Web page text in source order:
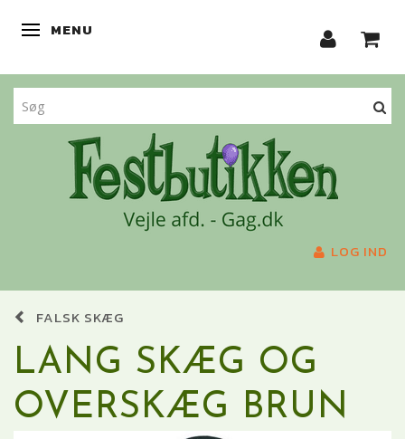
SKIFTE NAVIGATION
MENU
LOG IND
FALSK SKÆG
LANG SKÆG OG
OVERSKÆG BRUN